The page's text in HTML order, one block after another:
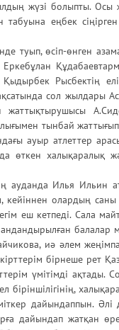
жүзі болыпты. Осы
еңбек
туып, өсіп-өнген
Қыдырбек Рысбектің
сол жылдары
тынбай
ауыр атлеттер
өткен халықаралық
ауданда Илья Ильин
олардың
еш кетпеді. Сала
балалар
иә әлем
бірнеше рет
үмітімді ақтады.
біріншілігінің,
дайындаппын. Әлі
дайындап жатқан